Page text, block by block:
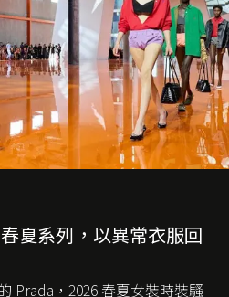
夏系列，以異常衣服回
Prada，2026 春夏女裝時裝騷